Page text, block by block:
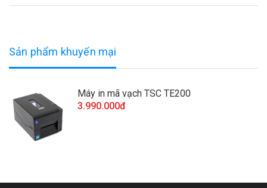
Sản phẩm khuyến mại
Máy in mã vạch TSC TE200
3.990.000đ